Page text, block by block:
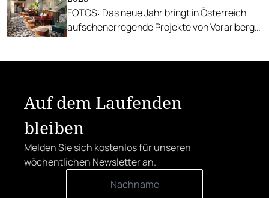
FOTOS: Das neue Jahr bringt in Österreich
aufsehenerregende Projekte von Vorarlberg
Auf dem Laufenden
bleiben
Melden Sie sich kostenlos für unseren
wöchentlichen Newsletter an.